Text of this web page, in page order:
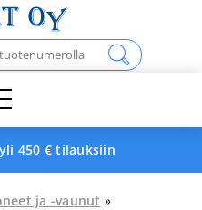
450 € tilauksiin
ja -vaunut »